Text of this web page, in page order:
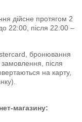
дійсне протягом 2
22:00, після 22:00 –
бронювання
після
на карту,
магазину: